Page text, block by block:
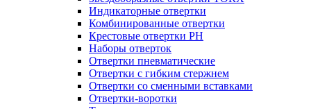
Индикаторные отвертки
Комбинированные отвертки
Крестовые отвертки PH
Наборы отверток
Отвертки пневматические
Отвертки с гибким стержнем
Отвертки со сменными вставками
Отвертки-воротки